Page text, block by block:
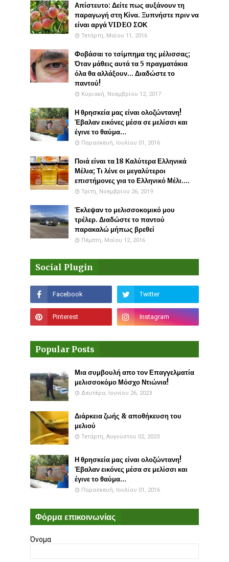
Απίστευτο: Δείτε πως αυξάνουν τη
παραγωγή στη Κίνα. Ξυπνήστε πριν να
είναι αργά VIDEO ΣΟΚ
Τετάρτη, Μαΐου 11, 2016
Φοβάσαι το τσίμπημα της μέλισσας;
Όταν μάθεις αυτά τα 5 πραγματάκια
όλα θα αλλάξουν... Διαδώστε το
παντού!
Κυριακή, Νοεμβρίου 12, 2017
Η θρησκεία μας είναι ολοζώντανη!
Έβαλαν εικόνες μέσα σε μελίσσι και
έγινε το θαύμα...
Παρασκευή, Ιουλίου 01, 2016
Ποιά είναι τα 18 Καλύτερα Ελληνικά
Μέλια; Τι λένε οι μεγαλύτεροι
επιστήμονες για το Ελληνικό Μέλι....
Τρίτη, Νοεμβρίου 26, 2019
Έκλεψαν το μελισσοκομικό μου
τρέλερ. Διαδώστε το παντού
παρακαλώ μήπως βρεθεί
Πέμπτη, Μαΐου 12, 2016
Social Plugin
Popular Posts
Μια συμβουλή απο τον Επαγγελματία
μελισσοκόμο Μόσχο Ντιώνια!
Δευτέρα, Ιουνίου 26, 2023
Διάρκεια ζωής & αποθήκευση του
μελιού
Τετάρτη, Αυγούστου 02, 2023
Η θρησκεία μας είναι ολοζώντανη!
Έβαλαν εικόνες μέσα σε μελίσσι και
έγινε το θαύμα...
Παρασκευή, Ιουλίου 01, 2016
Φόρμα επικοινωνίας
Όνομα